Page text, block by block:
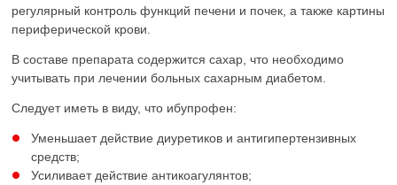
регулярный контроль функций печени и почек, а также картины
периферической крови.
В составе препарата содержится сахар, что необходимо
учитывать при лечении больных сахарным диабетом.
Следует иметь в виду, что ибупрофен:
Уменьшает действие диуретиков и антигипертензивных
средств;
Усиливает действие антикоагулянтов;